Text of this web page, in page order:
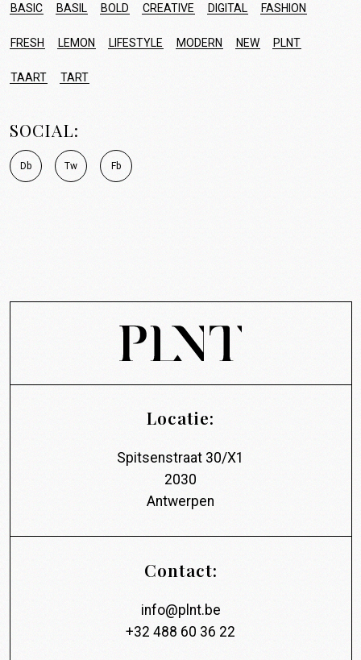
BASIC BASIL BOLD CREATIVE DIGITAL FASHION
FRESH LEMON LIFESTYLE MODERN NEW PLNT
TAART TART
SOCIAL:
D b Tw Fb
Locatie:
Spitsenstraat 30/X1
2030
Antwerpen
Contact:
info@plnt.be
+32 488 60 36 22